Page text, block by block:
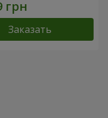
Заказать